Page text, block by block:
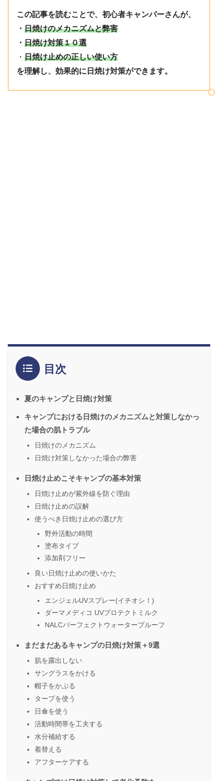
この記事を読むことで、初心者キャンパーさんが、
・ 日焼けのメカニズムと弊害
・ 日焼け対策１０選
・ 日焼け止めの正しい使い方
を理解し、効果的に日焼け対策ができます。
目次
夏のキャンプと日焼け対策
キャンプにおける日焼けのメカニズムと対策しなかっ
た場合の肌トラブル
日焼けのメカニズム
日焼け対策しなかった場合の弊害
日焼け止めこそキャンプの基本対策
日焼け止めが紫外線を防ぐ理由
日焼け止めの誤解
使うべき日焼け止めの選び方
野外活動の時間
塗布タイプ
添加剤フリー
良い日焼け止めの使いかた
おすすめ日焼け止め
エンジェルUVスプレー(イチオシ！)
ダーマメディコ UVプロテクトミルク
NALCパーフェクトウォータープルーフ
まだまだあるキャンプの日焼け対策＋9選
肌を露出しない
サングラスをかける
帽子をかぶる
タープを使う
日傘を使う
活動時間帯を工夫する
水分補給する
着替える
アフターケアする